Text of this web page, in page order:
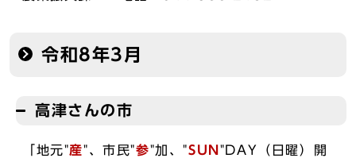
令和8年3月
高津さんの市
「地元"産"、市民"参"加、"SUN "DAY（日曜）開